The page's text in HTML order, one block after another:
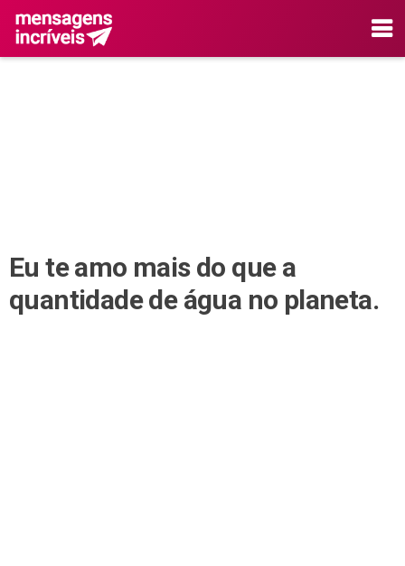
Eu te amo mais do que a
quantidade de água no planeta.